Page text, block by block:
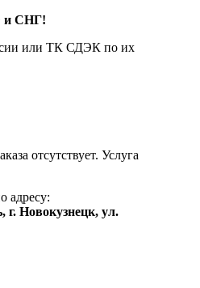
и СНГ!
или ТК СДЭК по их
отсутствует. Услуга
адресу:
г. Новокузнецк, ул.